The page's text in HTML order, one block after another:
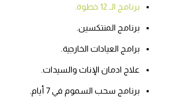
برنامج الـ 12 خطوة.
برنامج المنتكسين.
برامج العيادات الخارجية.
علاج ادمان الإناث والسيدات.
برنامج سحب السموم في 7 أيام.